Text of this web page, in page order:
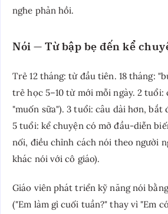
nghe phản hồi.
Nói — Từ bập bẹ đến kể
Trẻ 12 tháng: từ đầu tiên. 18 tháng:
trẻ học 5–10 từ mới mỗi ngày. 2 tuổi:
"muốn sữa"). 3 tuổi: câu dài hơn, bắt
5 tuổi: kể chuyện có mở đầu-diễn
nối, điều chỉnh cách nói theo người
khác nói với cô giáo).
Giáo viên phát triển kỹ năng nói
("Em làm gì cuối tuần?" thay vì "Em